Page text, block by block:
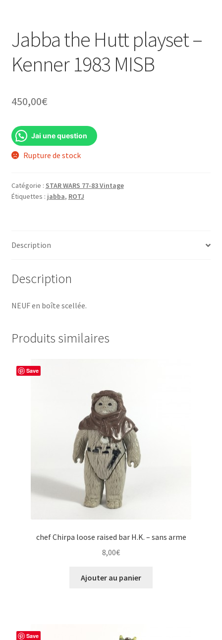
Jabba the Hutt playset –
Kenner 1983 MISB
450,00€
Jai une question
Rupture de stock
Catégorie : STAR WARS 77-83 Vintage
Étiquettes : jabba, ROTJ
Description
Description
NEUF en boîte scellée.
Produits similaires
Save
chef Chirpa loose raised bar H.K. – sans arme
8,00€
Ajouter au panier
Save